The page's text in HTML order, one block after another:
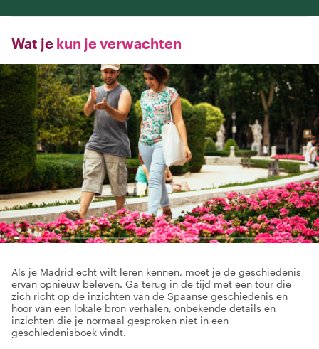
Wat je kun je verwachten
Als je Madrid echt wilt leren kennen, moet je de geschiedenis
ervan opnieuw beleven. Ga terug in de tijd met een tour die
zich richt op de inzichten van de Spaanse geschiedenis en
hoor van een lokale bron verhalen, onbekende details en
inzichten die je normaal gesproken niet in een
geschiedenisboek vindt.